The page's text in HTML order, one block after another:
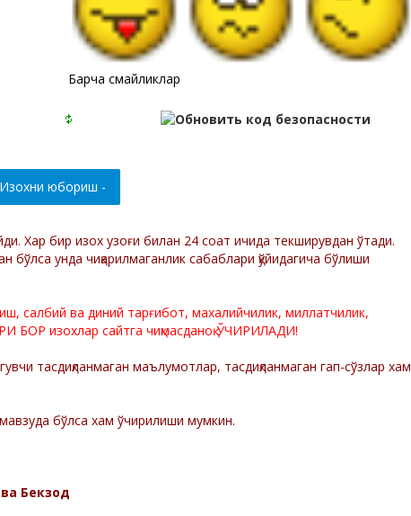
Барча смайликлар
Хар бир изох узоғи билан 24 соат ичида текширувдан ўтади.
бўлса унда чиқарилмаганлик сабаблари қўйидагича бўлиши
салбий ва диний тарғибот, махалийчилик, миллатчилик,
БОР изохлар сайтга чиқмасданоқ ЎЧИРИЛАДИ!
тасдиқланмаган маълумотлар, тасдиқланмаган гап-сўзлар хам
бўлса хам ўчирилиши мумкин.
Бекзод